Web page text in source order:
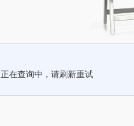
正在查询中，请刷新重试